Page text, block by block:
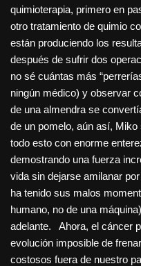
quimioterapia, primero en
otro tratamiento de quimio
están produciendo los
después de sufrir dos
no sé cuántas más
ningún médico) y observar
de una almendra se
de un pomelo, aún así,
todo esto con enorme
demostrando una fuerza
vida sin dejarse amilanar
ha tenido sus malos
humano, no de una
adelante. Ahora, el cáncer
evolución imposible de
costosos fuera de nuestro